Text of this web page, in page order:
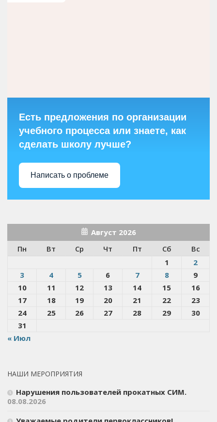
Есть предложения по организации
учебного процесса или знаете, как
сделать школу лучше?
Написать о проблеме
Август 2026
Пн
Вт Ср Чт Пт Сб
Вс
1
2
3
4 5 6 7 8
9
10
11 12 13 14 15
16
17
18 19 20 21 22
23
24
25 26 27 28 29
30
31
« Июл
НАШИ МЕРОПРИЯТИЯ
Нарушения пользователей прокатных СИМ.
08.08.2026